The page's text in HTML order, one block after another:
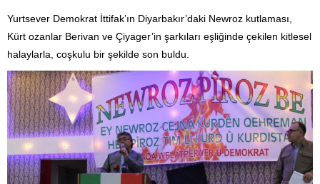
Yurtsever Demokrat İttifak’ın Diyarbakır’daki Newroz kutlaması,
Kürt ozanlar Berivan ve Çiyager’in şarkıları eşliğinde çekilen kitlesel
halaylarla, coşkulu bir şekilde son buldu.